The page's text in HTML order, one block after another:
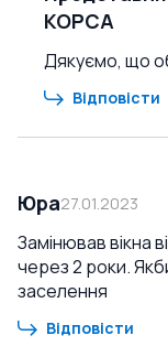
КОРСА
Дякуємо, що
Відповісти
Юра27.01.2023
Замінював вікна
через 2 роки.
заселення
Відповісти